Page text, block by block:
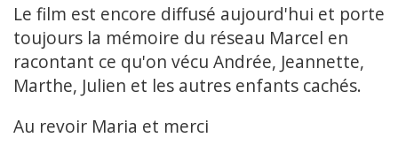
Le film est encore diffusé aujourd'hui et porte
toujours la mémoire du réseau Marcel en
racontant ce qu'on vécu Andrée, Jeannette,
Marthe, Julien et les autres enfants cachés.
Au revoir Maria et merci